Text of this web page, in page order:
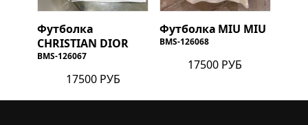
Футболка
CHRISTIAN DIOR
BMS-126067
17500 РУБ
Футболка MIU MIU
BMS-126068
17500 РУБ